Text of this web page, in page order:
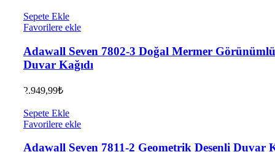
Sepete Ekle
Favorilere ekle
Adawall Seven 7802-3 Doğal Mermer Görünümlü
Duvar Kağıdı
2.949,99₺
Sepete Ekle
Favorilere ekle
Adawall Seven 7811-2 Geometrik Desenli Duvar